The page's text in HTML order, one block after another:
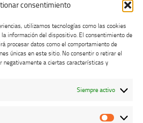
consentimiento
utilizamos tecnologías como las cookies
la información del dispositivo. El consentimiento de
procesar datos como el comportamiento de
únicas en este sitio. No consentir o retirar el
negativamente a ciertas características y
Siempre activo
dudas, quejas y sugerencias